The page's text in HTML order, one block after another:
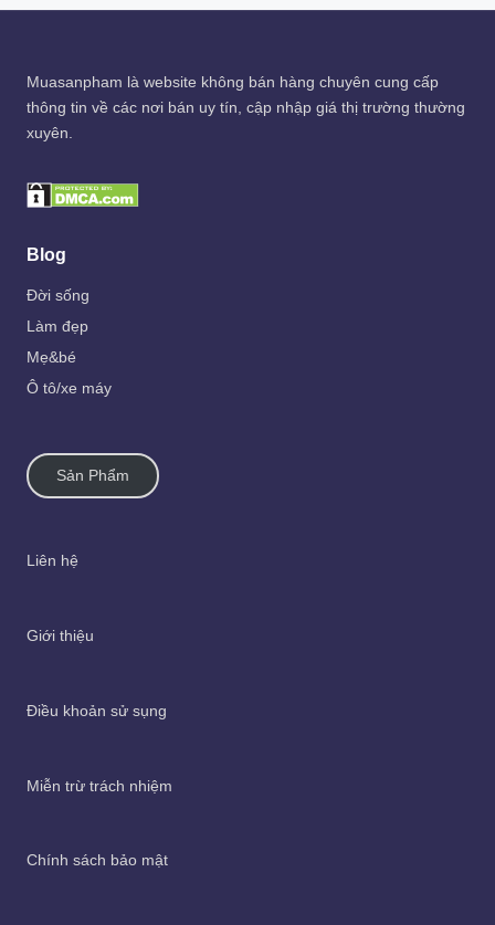
Muasanpham là website không bán hàng chuyên cung cấp
thông tin về các nơi bán uy tín, cập nhập giá thị trường thường
xuyên.
Blog
Đời sống
Làm đẹp
Mẹ&bé
Ô tô/xe máy
Sản Phẩm
Liên hệ
Giới thiệu
Điều khoản sử sụng
Miễn trừ trách nhiệm
Chính sách bảo mật